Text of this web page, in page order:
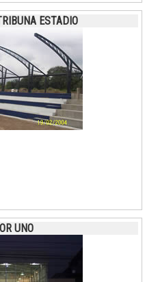
ESTADIO
UNO